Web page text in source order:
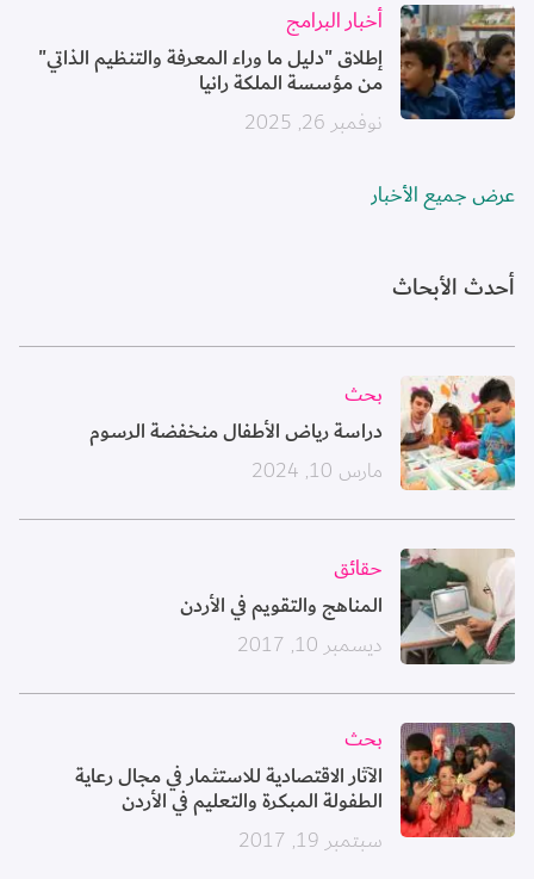
الصورة أخبار البرامج
إطلاق "دليل ما وراء المعرفة والتنظيم الذاتي"
من مؤسسة الملكة رانيا
نوفمبر 26, 2025
عرض جميع الأخبار
أحدث الأبحاث
الصورة بحث
دراسة رياض الأطفال منخفضة الرسوم
مارس 10, 2024
الصورة حقائق
المناهج والتقويم في الأردن
ديسمبر 10, 2017
الصورة بحث
الآثار الاقتصادية للاستثمار في مجال رعاية
الطفولة المبكرة والتعليم في الأردن
سبتمبر 19, 2017